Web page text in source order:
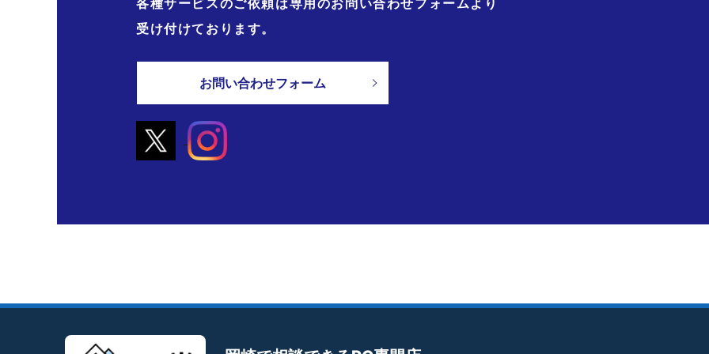
受け付けております。
お問い合わせフォーム